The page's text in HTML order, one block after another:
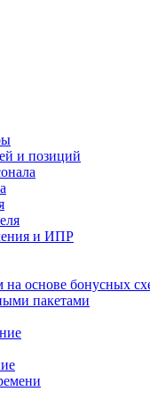
и позиций
и ИПР
основе бонусных
пакетами